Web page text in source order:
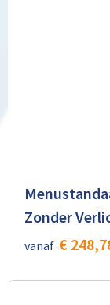
Zonder
vanaf €